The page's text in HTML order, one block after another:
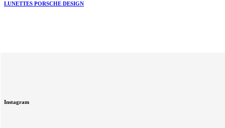
LUNETTES PORSCHE DESIGN
Instagram